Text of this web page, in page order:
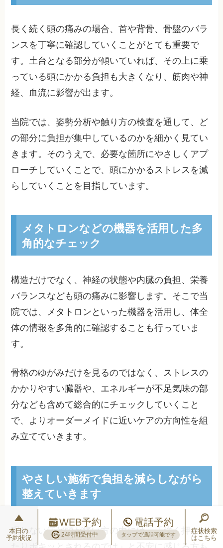
長く続く頭の痛みの場合、首や背骨、骨盤のバラ
ンスを丁寧に確認していくことがとても重要で
す。土台となる部分が傾いていれば、その上に乗
っている頭にかかる負担も大きくなり、筋肉や神
経、血流に影響が出ます。
当院では、姿勢分析や触り方の検査を通して、ど
の部分に負担が集中しているのかを細かく見てい
きます。そのうえで、必要な箇所にやさしくアプ
ローチしていくことで、頭にかかるストレスを減
らしていくことを目指しています。
メタトロンなどの機器を活用した多
角的なチェック
構造だけでなく、神経の状態や内臓の負担、栄養
バランスなども頭の痛みに影響します。そこで当
院では、メタトロンといった機器を活用し、体全
体の情報を多角的に確認することも行っていま
す。
骨格のゆがみだけを見るのではなく、ストレスの
かかりやすい臓器や、エネルギーが不足気味の部
分なども含めて総合的にチェックしていくこと
で、よりオーダーメイドに近いケアの方向性を組
み立てていきます。
やさしい施術で負担を減らしながら
整えていきます
眠れないほど頭が痛い方の中には、「強く押され
本日の
予約状況
WEB予約
24時間受付中
電話予約
タップで通話可能です
症状検索
はこちら